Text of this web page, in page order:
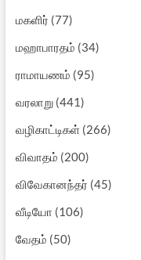
மகளிர் (77)
மஹாபாரதம் (34)
ராமாயணம் (95)
வரலாறு(441)
வழிகாட்டிகள்(266)
விவாதம் (200)
விவேகானந்தர் (45)
வீடியோ (106)
வேதம் (50)